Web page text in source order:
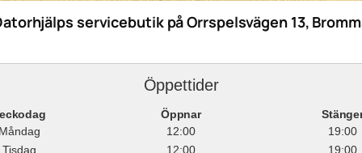
servicebutik på Orrspelsvägen 13,
Öppettider
Öppnar
12:00
19:00
Tisdag
12:00 19:00